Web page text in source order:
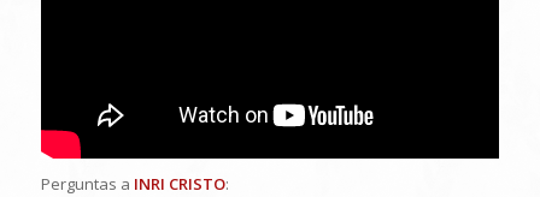
Perguntas a INRI CRISTO: